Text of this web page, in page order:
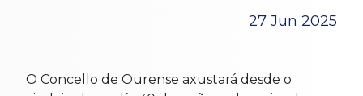
27 Jun 2025
O Concello de Ourense axustará desde o